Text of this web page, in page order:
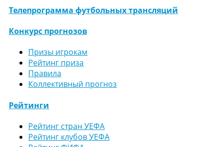
Телепрограмма футбольных трансляций
Конкурс прогнозов
Призы игрокам
Рейтинг приза
Правила
Коллективный прогноз
Рейтинги
Рейтинг стран УЕФА
Рейтинг клубов УЕФА